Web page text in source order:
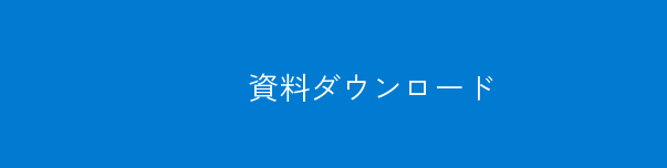
資料ダウンロード